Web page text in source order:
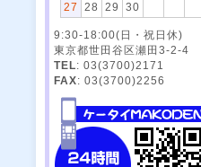
27
28 29 30
9:30-18:00(日・祝日休)
東京都世田谷区瀬田3-2-4
TEL: 03(3700)2171
FAX: 03(3700)2256